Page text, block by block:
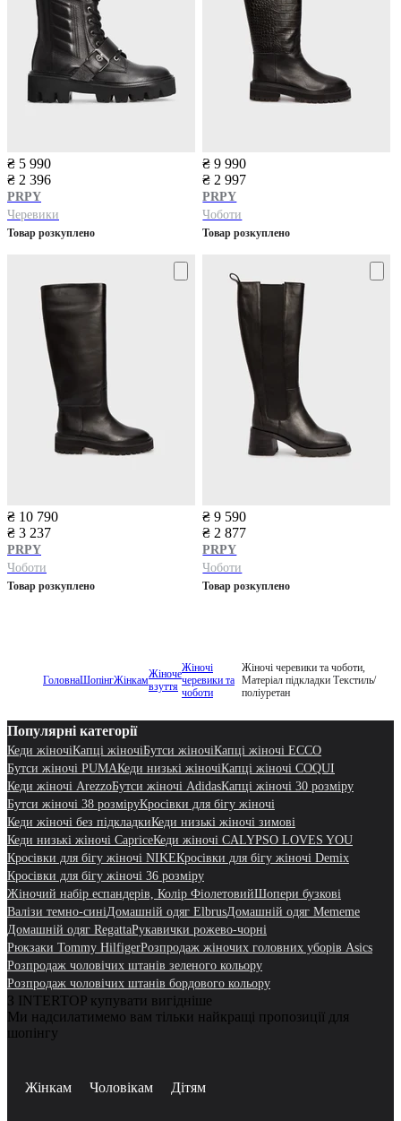
₴ 5 990
₴ 2 396
PRPY
Черевики
Товар розкуплено
₴ 9 990
₴ 2 997
PRPY
Чоботи
Товар розкуплено
₴ 10 790
₴ 3 237
PRPY
Чоботи
Товар розкуплено
₴ 9 590
₴ 2 877
PRPY
Чоботи
Товар розкуплено
ГоловнаШопінгЖінкамЖіноче
взуття
Жіночі
черевики та
чоботи
Жіночі черевики та чоботи,
Матеріал підкладки Текстиль/
поліуретан
Популярні категорії
Кеди жіночіКапці жіночіБутси жіночіКапці жіночі ECCO
Бутси жіночі PUMAКеди низькі жіночіКапці жіночі COQUI
Кеди жіночі ArezzoБутси жіночі AdidasКапці жіночі 30 розміру
Бутси жіночі 38 розміруКросівки для бігу жіночі
Кеди жіночі без підкладкиКеди низькі жіночі зимові
Кеди низькі жіночі CapriceКеди жіночі CALYPSO LOVES YOU
Кросівки для бігу жіночі NIKEКросівки для бігу жіночі Demix
Кросівки для бігу жіночі 36 розміру
Жіночий набір еспандерів, Колір ФіолетовийШопери бузкові
Валізи темно-синіДомашній одяг ElbrusДомашній одяг Mememe
Домашній одяг RegattaРукавички рожево-чорні
Рюкзаки Tommy HilfigerРозпродаж жіночих головних уборів Asics
Розпродаж чоловічих штанів зеленого кольору
Розпродаж чоловічих штанів бордового кольору
З INTERTOP купувати вигідніше
Ми надсилатимемо вам тільки найкращі пропозиції для
шопінгу
Жінкам Чоловікам Дітям